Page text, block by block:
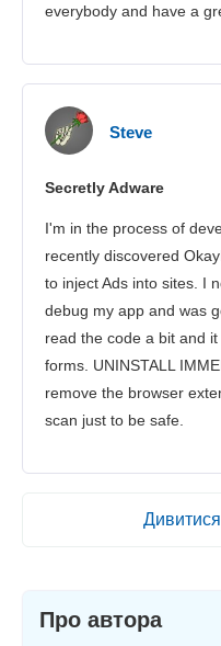
everybody and have a
Steve
Secretly Adware
I'm in the process of
recently discovered
to inject Ads into sites. I
debug my app and was
read the code a bit and
forms. UNINSTALL
remove the browser
scan just to be safe.
Дивитися
Про автора